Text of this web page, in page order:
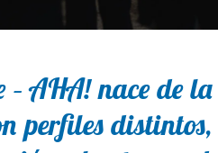
– AHA! nace de
perfiles